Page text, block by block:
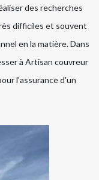
des recherches
difficiles et souvent
en la matière. Dans
à Artisan couvreur
l'assurance d'un